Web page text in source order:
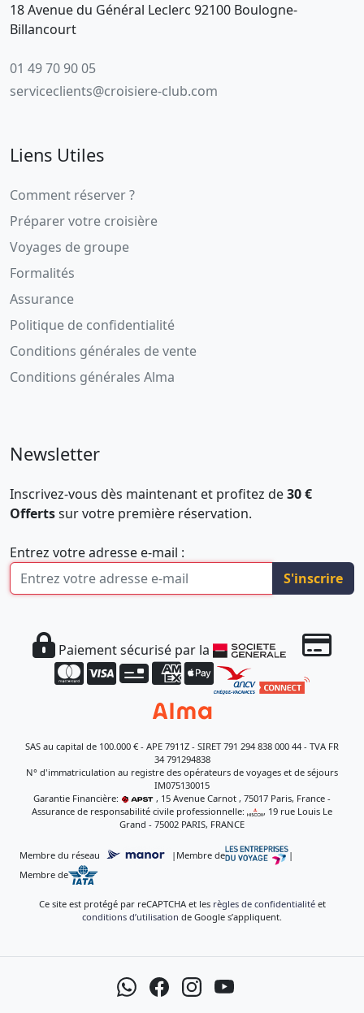
18 Avenue du Général Leclerc 92100 Boulogne-
Billancourt
01 49 70 90 05
serviceclients@croisiere-club.com
Liens Utiles
Comment réserver ?
Préparer votre croisière
Voyages de groupe
Formalités
Assurance
Politique de confidentialité
Conditions générales de vente
Conditions générales Alma
Newsletter
Inscrivez-vous dès maintenant et profitez de30 €
Offertssur votre première réservation.
Entrez votre adresse e-mail :
S'inscrire
Paiement sécurisé par la
SAS au capital de 100.000 € - APE 7911Z - SIRET 791 294 838 000 44 - TVA FR
34 791294838
N° d'immatriculation au registre des opérateurs de voyages et de séjours
IM075130015
Garantie Financière:
, 15 Avenue Carnot , 75017 Paris, France -
Assurance de responsabilité civile professionnelle:
, 19 rue Louis Le
Grand - 75002 PARIS, FRANCE
Membre du réseau | Membre de
|
Membre de
Ce site est protégé par reCAPTCHA et les règles de confidentialitéet
conditions d’utilisation de Google s’appliquent.